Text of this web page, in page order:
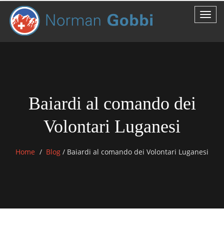
Baiardi al comando dei
Volontari Luganesi
Home Blog / Baiardi al comando dei Volontari Luganesi